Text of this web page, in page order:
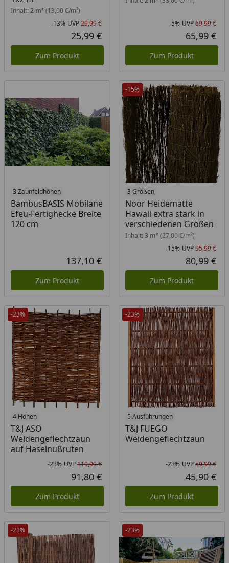
Inhalt: 2 m² (13,00 €/m²)
Rabatt in Prozent
-13%
Ursprünglicher Preis
UVP29,99 €
Aktueller Preis
25,99 €
Zum Produkt
-5% UVP69,99 €
65,99 €
Zum Produkt
3 Zaunfeldhöhen
BambusBASIS Mobilane
Efeu-Fertighecke Breite
120 cm
Aktueller Preis
137,10 €
Zum Produkt
-15%
3 Größen
Noor Heidematte
Hawaii extra stark in
verschiedenen Größen
Inhalt: 3 m² (27,00 €/m²)
-15% UVP95,99 €
80,99 €
Zum Produkt
-23%
4 Höhen
T&J ASO
Weidengeflechtzaun
auf Haselnußruten
Rabatt in Prozent
-23%
Ursprünglicher Preis
UVP119,99 €
Aktueller Preis
91,80 €
Zum Produkt
-23%
5 Ausführungen
T&J FUEGO
Weidengeflechtzaun
-23% UVP59,99 €
45,90 €
Zum Produkt
-23% -23%